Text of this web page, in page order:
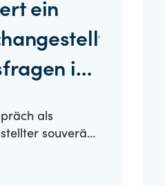
ein
im
als
souverän